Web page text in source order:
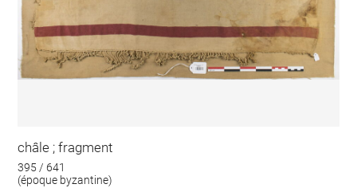
châle ; fragment
395 / 641
(époque byzantine)